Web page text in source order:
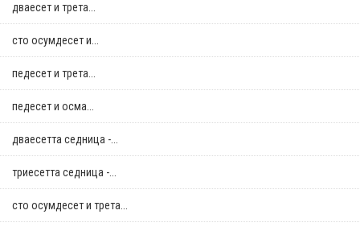
дваесет и трета...
сто осумдесет и...
педесет и трета...
педесет и осма...
дваесетта седница -...
триесетта седница -...
сто осумдесет и трета...